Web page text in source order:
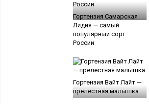
Гортензия Самарская
Лидия — самый
популярный сорт
России
Гортензия Вайт Лайт —
прелестная малышка